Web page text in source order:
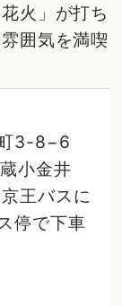
火」が打ち
囲気を満喫
3-8−6
小金井
王バスに
停で下車